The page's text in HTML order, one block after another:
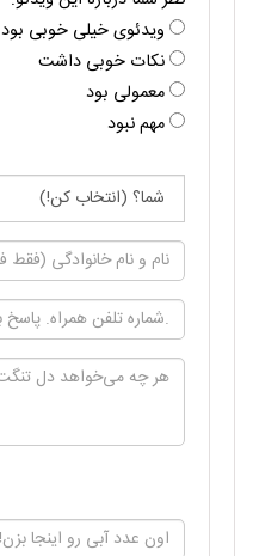
ویدئوی خیلی خوبی بود
نکات خوبی داشت
معمولی بود
مهم نبود